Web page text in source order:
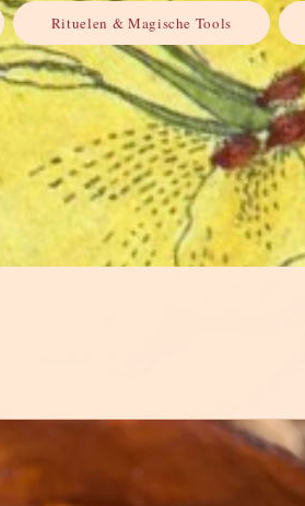
Rituelen & Magische Tools